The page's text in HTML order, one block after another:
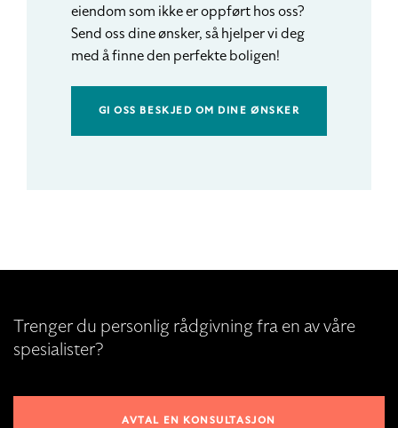
eiendom som ikke er oppført hos oss?
Send oss dine ønsker, så hjelper vi deg
med å finne den perfekte boligen!
GI OSS BESKJED OM DINE ØNSKER
Trenger du personlig rådgivning fra en av våre
spesialister?
AVTAL EN KONSULTASJON